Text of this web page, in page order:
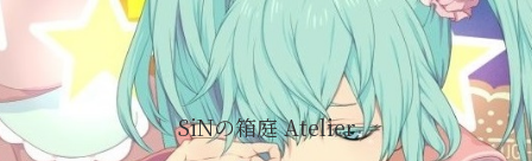
SiNの箱庭 Atelier